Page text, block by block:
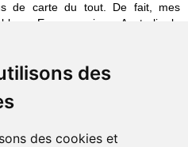
des
des cookies et
de carte du tout. De fait, mes
en Europe mais en Australie, le
plus développé.